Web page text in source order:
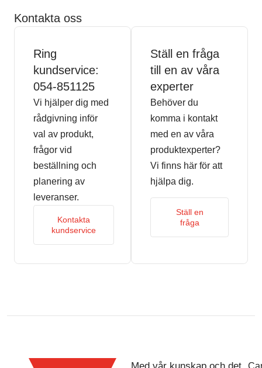
Kontakta oss
Ring
kundservice:
054-851125
Vi hjälper dig med
rådgivning inför
val av produkt,
frågor vid
beställning och
planering av
leveranser.
Kontakta
kundservice
Ställ en fråga
till en av våra
experter
Behöver du
komma i kontakt
med en av våra
produktexperter?
Vi finns här för att
hjälpa dig.
Ställ en
fråga